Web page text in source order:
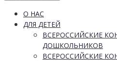
О НАС
ДЛЯ ДЕТЕЙ
ВСЕРОССИЙСКИЕ
ДОШКОЛЬНИКОВ
ВСЕРОССИЙСКИЕ